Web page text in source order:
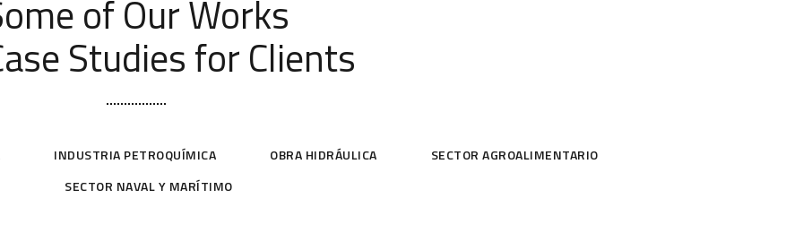
of Our Works
Studies for Clients
INDUSTRIA PETROQUÍMICA OBRA HIDRÁULICA
SECTOR AGROALIMENTARIO
SECTOR NAVAL Y MARÍTIMO